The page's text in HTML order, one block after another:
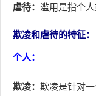
虐待： 滥用是指个
欺凌和虐待的特征：
个人：
欺凌： 欺凌是针对一